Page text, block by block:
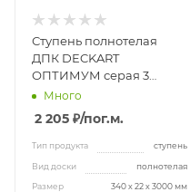
Ступень полнотелая
ДПК DECKART
ОПТИМУМ серая 3
метра
Много
2 205 ₽/пог.м.
Тип продукта ступень
Вид доски полнотелая
Размер 340 х 22 х 3000 мм